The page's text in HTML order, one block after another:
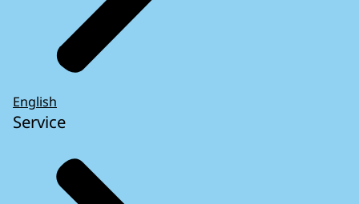
English
Service